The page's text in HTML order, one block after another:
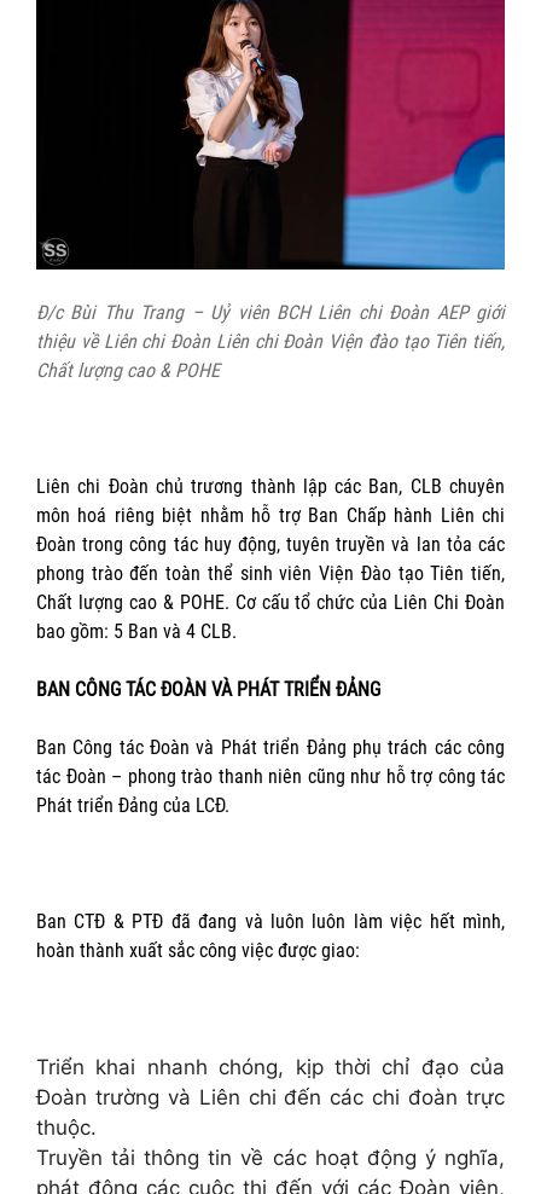
Đ/c Bùi Thu Trang – Uỷ viên BCH Liên chi Đoàn AEP giới
thiệu về Liên chi Đoàn Liên chi Đoàn Viện đào tạo Tiên tiến,
Chất lượng cao & POHE
Liên chi Đoàn chủ trương thành lập các Ban, CLB chuyên
môn hoá riêng biệt nhằm hỗ trợ Ban Chấp hành Liên chi
Đoàn trong công tác huy động, tuyên truyền và lan tỏa các
phong trào đến toàn thể sinh viên Viện Đào tạo Tiên tiến,
Chất lượng cao & POHE. Cơ cấu tổ chức của Liên Chi Đoàn
bao gồm: 5 Ban và 4 CLB.
BAN CÔNG TÁC ĐOÀN VÀ PHÁT TRIỂN ĐẢNG
Ban Công tác Đoàn và Phát triển Đảng phụ trách các công
tác Đoàn – phong trào thanh niên cũng như hỗ trợ công tác
Phát triển Đảng của LCĐ.
Ban CTĐ & PTĐ đã đang và luôn luôn làm việc hết mình,
hoàn thành xuất sắc công việc được giao:
Triển khai nhanh chóng, kịp thời chỉ đạo của
Đoàn trường và Liên chi đến các chi đoàn trực
thuộc.
Truyền tải thông tin về các hoạt động ý nghĩa,
phát động các cuộc thi đến với các Đoàn viên,